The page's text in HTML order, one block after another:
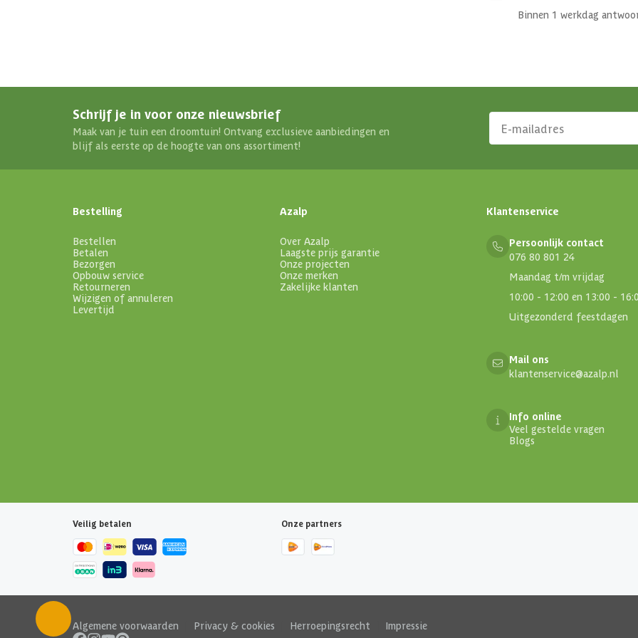
Binnen 1 werkdag
Schrijf je in voor onze nieuwsbrief
Maak van je tuin een droomtuin! Ontvang exclusieve aanbiedingen en
blijf als eerste op de hoogte van ons assortiment!
Bestelling
Bestellen
Betalen
Bezorgen
Opbouw service
Retourneren
Wijzigen of annuleren
Levertijd
Azalp
Over Azalp
Laagste prijs garantie
Onze projecten
Onze merken
Zakelijke klanten
Klantenservice
Persoonlijk contact
076 80 801 24
Maandag t/m vrijdag
10:00 - 12:00 en 13:00 -
Uitgezonderd feestdagen
Mail ons
klantenservice@azalp.nl
Info online
Veel gestelde vragen
Blogs
Veilig betalen Onze partners
Algemene voorwaarden Privacy & cookies Herroepingsrecht Impressie